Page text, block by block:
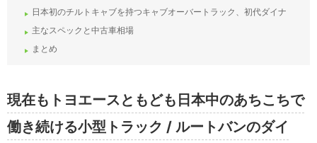
日本初のチルトキャブを持つキャブオーバートラック、初代ダイナ
主なスペックと中古車相場
まとめ
現在もトヨエースともども日本中のあちこちで
働き続ける小型トラック / ルートバンのダイ